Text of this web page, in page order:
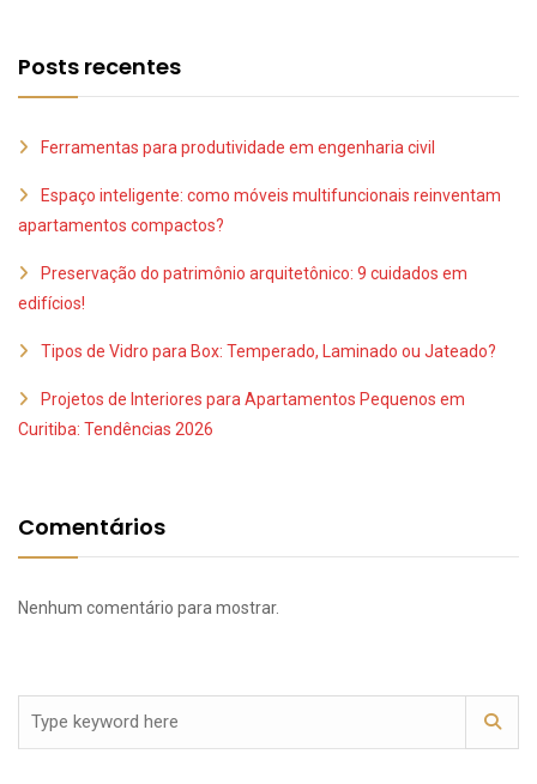
Posts recentes
Ferramentas para produtividade em engenharia civil
Espaço inteligente: como móveis multifuncionais reinventam
apartamentos compactos?
Preservação do patrimônio arquitetônico: 9 cuidados em
edifícios!
Tipos de Vidro para Box: Temperado, Laminado ou Jateado?
Projetos de Interiores para Apartamentos Pequenos em
Curitiba: Tendências 2026
Comentários
Nenhum comentário para mostrar.